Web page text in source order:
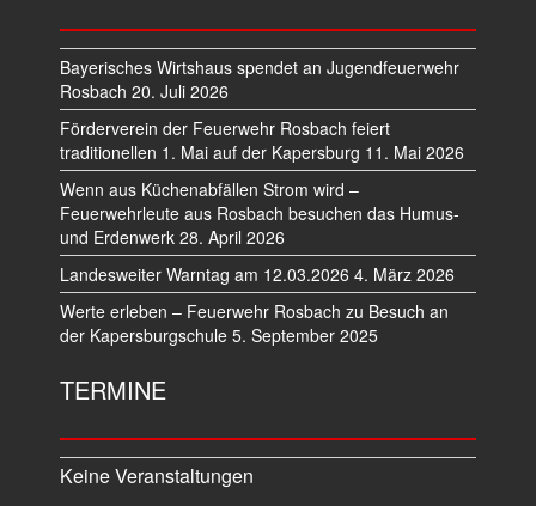
Bayerisches Wirtshaus spendet an Jugendfeuerwehr
Rosbach 20. Juli 2026
Förderverein der Feuerwehr Rosbach feiert
traditionellen 1. Mai auf der Kapersburg 11. Mai 2026
Wenn aus Küchenabfällen Strom wird –
Feuerwehrleute aus Rosbach besuchen das Humus-
und Erdenwerk 28. April 2026
Landesweiter Warntag am 12.03.2026 4. März 2026
Werte erleben – Feuerwehr Rosbach zu Besuch an
der Kapersburgschule 5. September 2025
TERMINE
Keine Veranstaltungen